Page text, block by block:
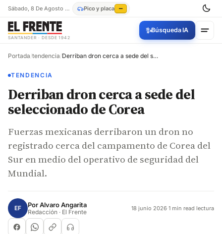
Sábado, 8 De Agosto De 2026 Pico y placa —
SANTANDER · DESDE 1942
✨Búsqueda IA
Portada/tendencia/ Derriban dron cerca a sede del seleccionado de Corea
TENDENCIA
Derriban dron cerca a sede del
seleccionado de Corea
Fuerzas mexicanas derribaron un dron no
registrado cerca del campamento de Corea del
Sur en medio del operativo de seguridad del
Mundial.
EF PorAlvaro Angarita
Redacción · El Frente 18 junio 2026·1 min read lectura